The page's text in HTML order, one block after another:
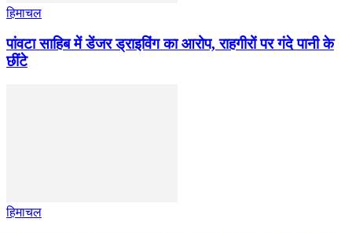
हिमाचल
पांवटा साहिब में डेंजर ड्राइविंग का आरोप, राहगीरों पर गंदे पानी के
छींटे
हिमाचल